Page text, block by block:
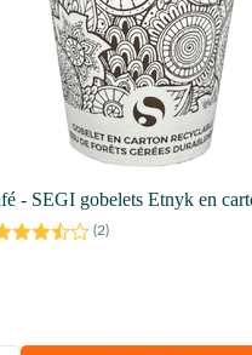
- SEGI gobelets Etnyk en
(2)